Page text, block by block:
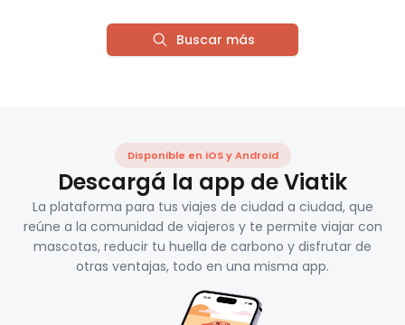
Buscar más
Disponible en iOS y Android
Descargá la app de Viatik
La plataforma para tus viajes de ciudad a ciudad, que
reúne a la comunidad de viajeros y te permite viajar con
mascotas, reducir tu huella de carbono y disfrutar de
otras ventajas, todo en una misma app.